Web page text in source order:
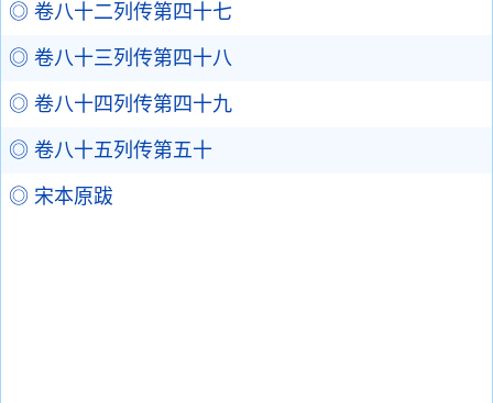
◎ 卷八十二列传第四十七
◎ 卷八十三列传第四十八
◎ 卷八十四列传第四十九
◎ 卷八十五列传第五十
◎ 宋本原跋